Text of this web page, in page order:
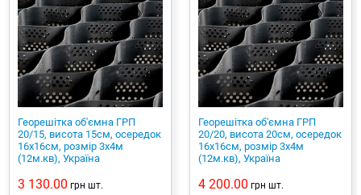
Георешітка об'ємна ГРП
20/15, висота 15см, осередок
16х16см, розмір 3х4м
(12м.кв), Україна
3 130.00 грн шт.
Георешітка об'ємна ГРП
20/20, висота 20см, осередок
16х16см, розмір 3х4м
(12м.кв), Україна
4 200.00 грн шт.